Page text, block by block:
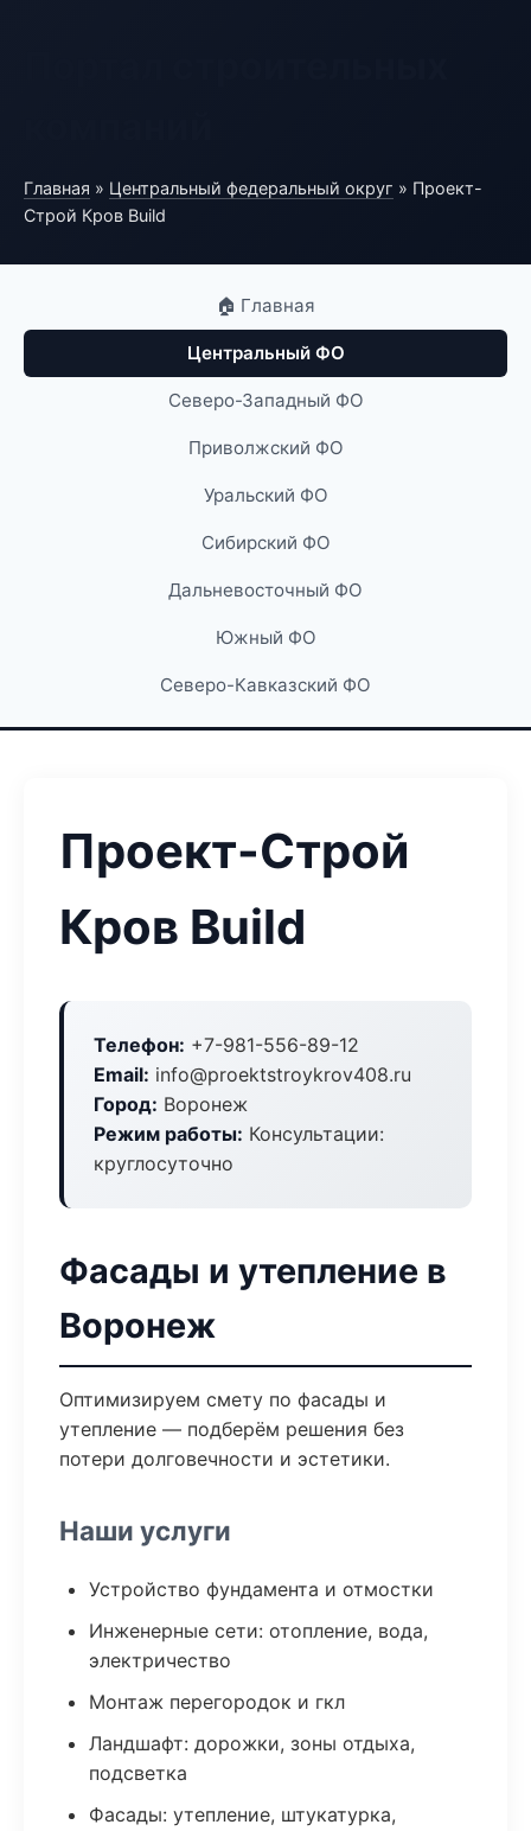
Главная » Центральный федеральный округ » Проект-
Строй Кров Build
🏠 Главная
Центральный ФО
Северо-Западный ФО
Приволжский ФО
Уральский ФО
Сибирский ФО
Дальневосточный ФО
Южный ФО
Северо-Кавказский ФО
Проект-Строй
Кров Build
Телефон: +7-981-556-89-12
Email: info@proektstroykrov408.ru
Город: Воронеж
Режим работы: Консультации:
круглосуточно
Фасады и утепление в
Воронеж
Оптимизируем смету по фасады и
утепление — подберём решения без
потери долговечности и эстетики.
Наши услуги
Устройство фундамента и отмостки
Инженерные сети: отопление, вода,
электричество
Монтаж перегородок и гкл
Ландшафт: дорожки, зоны отдыха,
подсветка
Фасады: утепление, штукатурка,